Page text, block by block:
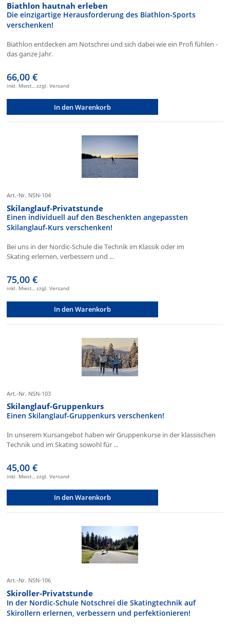
Biathlon hautnah erleben
Die einzigartige Herausforderung des Biathlon-Sports
verschenken!
Biathlon entdecken am Notschrei und sich dabei wie ein Profi fühlen -
das ganze Jahr.
66,00 €
inkl. Mwst., zzgl. Versand
In den Warenkorb
Art.-Nr. NSN-104
Skilanglauf-Privatstunde
Einen individuell auf den Beschenkten angepassten
Skilanglauf-Kurs verschenken!
Bei uns in der Nordic-Schule die Technik im Klassik oder im
Skating erlernen, verbessern und ...
75,00 €
inkl. Mwst., zzgl. Versand
In den Warenkorb
Art.-Nr. NSN-103
Skilanglauf-Gruppenkurs
Einen Skilanglauf-Gruppenkurs verschenken!
In unserem Kursangebot haben wir Gruppenkurse in der klassischen
Technik und im Skating sowohl für ...
45,00 €
inkl. Mwst., zzgl. Versand
In den Warenkorb
Art.-Nr. NSN-106
Skiroller-Privatstunde
In der Nordic-Schule Notschrei die Skatingtechnik auf
Skirollern erlernen, verbessern und perfektionieren!